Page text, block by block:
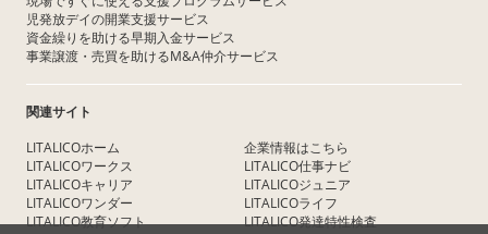
児発放デイの開業支援サービス
資金繰りを助ける早期入金サービス
事業譲渡・売買を助けるM&A仲介サービス
関連サイト
LITALICOホーム
LITALICOワークス
LITALICOキャリア
LITALICOワンダー
LITALICO教育ソフト
企業情報はこちら
LITALICO仕事ナビ
LITALICOジュニア
LITALICOライフ
LITALICO発達特性検査